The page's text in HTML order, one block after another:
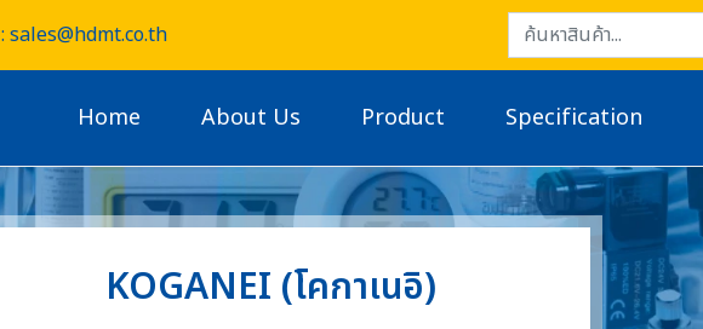
: sales@hdmt.co.th
Home About Us Product Specification
KOGANEI (โคกาเนอิ)